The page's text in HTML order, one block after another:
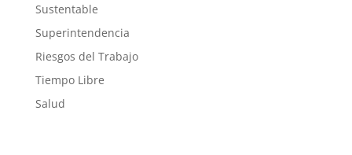
Sustentable
Superintendencia
Riesgos del Trabajo
Tiempo Libre
Salud